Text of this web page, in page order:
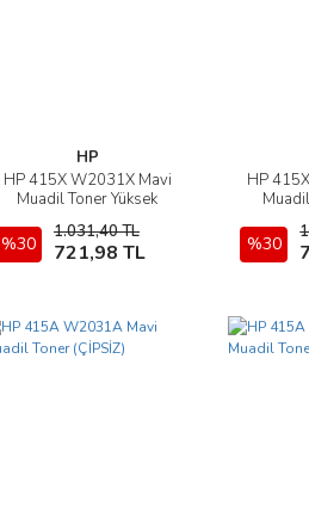
HP
HP 415X W2031X Mavi
Muadil Toner Yüksek
%30
1.031,40 TL
721,98 TL
İncele
Sepete Ekle
HP
%30